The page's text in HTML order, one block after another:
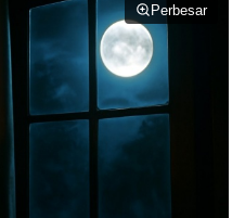
Perbesar